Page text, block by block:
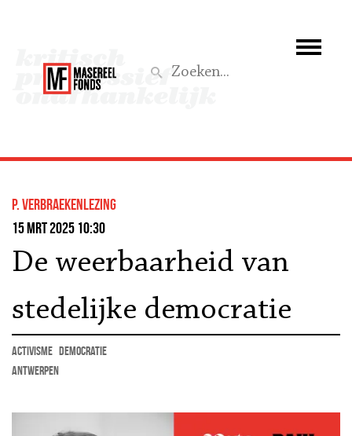
Wat we doen
Aktief
P. Verbraekenlezing
15 mrt 2025 10:30
De weerbaarheid van
stedelijke democratie
activisme democratie
Antwerpen